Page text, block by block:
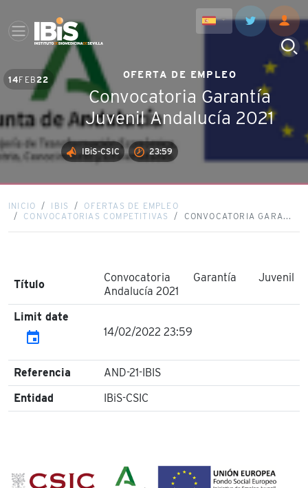
14FEB 22 OFERTA DE EMPLEO
Convocatoria Garantía
Juvenil Andalucía 2021
IBiS-CSIC 23:59
INICIO IBIS
OFERTAS DE EMPLEO
CONVOCATORIAS COMPETITIVAS
CONVOCATORIA GARA...
Título
Convocatoria Garantía Juvenil
Andalucía 2021
Limit date
event 14/02/2022 23:59
Referencia
AND-21-IBIS
Entidad
IBiS-CSIC